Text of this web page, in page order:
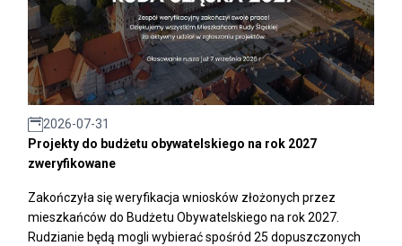
2026-07-31
Projekty do budżetu obywatelskiego na rok 2027
zweryfikowane
Zakończyła się weryfikacja wniosków złożonych przez
mieszkańców do Budżetu Obywatelskiego na rok 2027.
Rudzianie będą mogli wybierać spośród 25 dopuszczonych